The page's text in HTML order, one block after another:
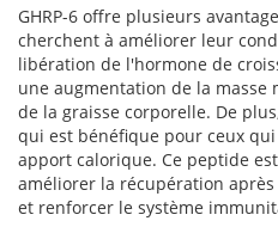
GHRP-6 offre plusieurs
cherchent à améliorer leur
libération de l'hormone de
une augmentation de la
de la graisse corporelle. De
qui est bénéfique pour ceux
apport calorique. Ce peptide
améliorer la récupération
et renforcer le système